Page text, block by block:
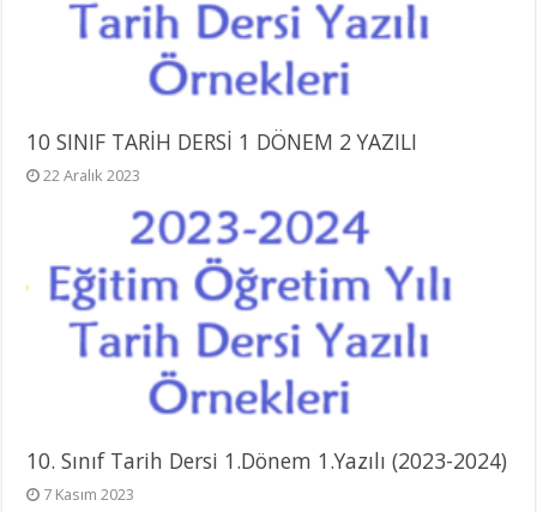
10 SINIF TARİH DERSİ 1 DÖNEM 2 YAZILI
22 Aralık 2023
10. Sınıf Tarih Dersi 1.Dönem 1.Yazılı (2023-2024)
7 Kasım 2023